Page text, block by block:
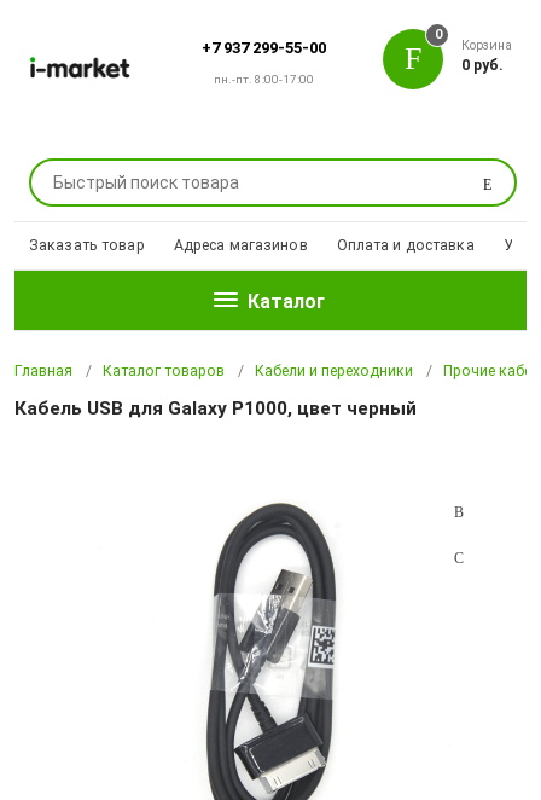
+7 937 299-55-00
пн.-пт. 8:00-17:00
Поиск
0
Корзина
0 руб.
Заказать товар Адреса магазинов Оплата и доставка
Каталог
Главная Каталог товаров Кабели и переходники Прочие
Кабель USB для Galaxy P1000, цвет черный